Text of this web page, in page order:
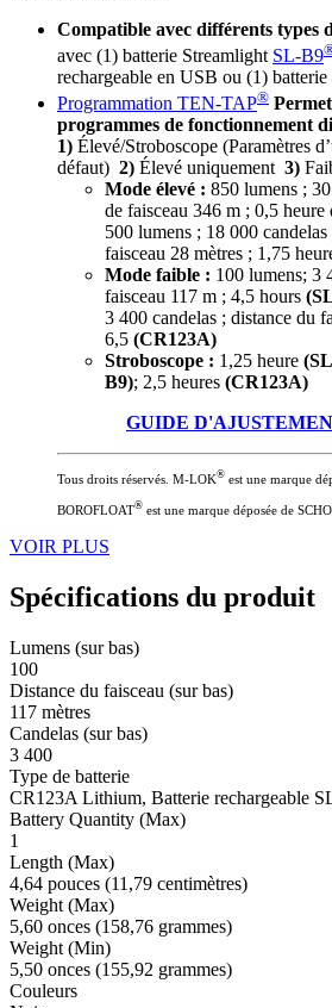
Compatible avec différents types
avec (1) batterie Streamlight SL-B9
rechargeable en USB ou (1)
Programmation TEN-TAP®
programmes de fonctionnement
1) Élevé/Stroboscope (Paramètres
défaut) 2) Élevé uniquement 3)
Mode élevé : 850 lumens ;
de faisceau 346 m ; 0,5 heure
500 lumens ; 18 000
faisceau 28 mètres ; 1,75
Mode faible : 100 lumens; 3
faisceau 117 m ; 4,5 hours
3 400 candelas ; distance du
6,5 (CR123A)
Stroboscope : 1,25 heure
B9); 2,5 heures (CR123A)
GUIDE
Tous droits réservés. M-LOK® est une marque
BOROFLOAT® est une marque déposée de
VOIR PLUS
Spécifications du produit
Lumens (sur bas)
100
Distance du faisceau (sur bas)
117 mètres
Candelas (sur bas)
3 400
Type de batterie
CR123A Lithium, Batterie rechargeable
Battery Quantity (Max)
1
Length (Max)
4,64 pouces (11,79 centimètres)
Weight (Max)
5,60 onces (158,76 grammes)
Weight (Min)
5,50 onces (155,92 grammes)
Couleurs